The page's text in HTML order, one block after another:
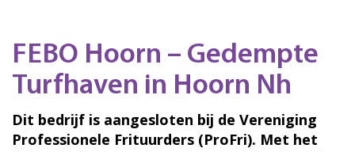
FEBO Hoorn – Gedempte
Turfhaven in Hoorn Nh
Dit bedrijf is aangesloten bij de Vereniging
Professionele Frituurders (ProFri). Met het